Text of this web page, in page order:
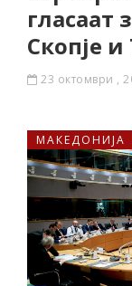
гласаат
Скопје
23 октомври ,
МАКЕДОНИЈА